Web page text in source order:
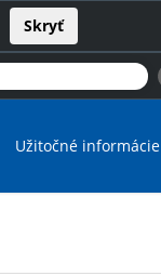
Skryť
Užitočné informácie